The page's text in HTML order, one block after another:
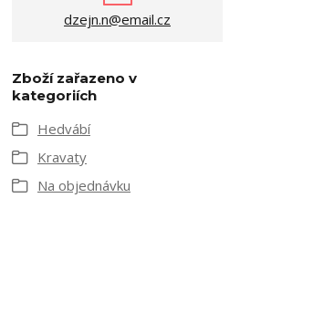
dzejn.n@email.cz
Zboží zařazeno v
kategoriích
Hedvábí
Kravaty
Na objednávku